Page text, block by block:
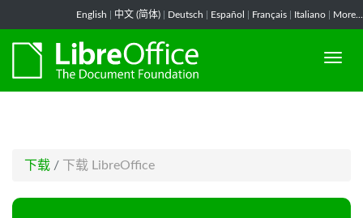
English 中文 (简体) Deutsch Español Français Italiano More...
下载 / 下载 LibreOffice